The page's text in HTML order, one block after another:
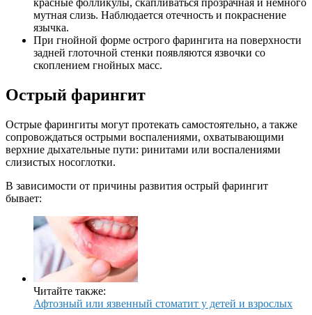
красные фолликулы, скапливаться прозрачная и немного
мутная слизь. Наблюдается отечность и покраснение
язычка.
При гнойной форме острого фарингита на поверхности
задней глоточной стенки появляются язвочки со
скоплением гнойных масс.
Острый фарингит
Острые фарингиты могут протекать самостоятельно, а также
сопровождаться острыми воспалениями, охватывающими
верхние дыхательные пути: ринитами или воспалениями
слизистых носоглотки.
В зависимости от причины развития острый фарингит
бывает:
Читайте также:
Афтозный или язвенный стоматит у детей и взрослых